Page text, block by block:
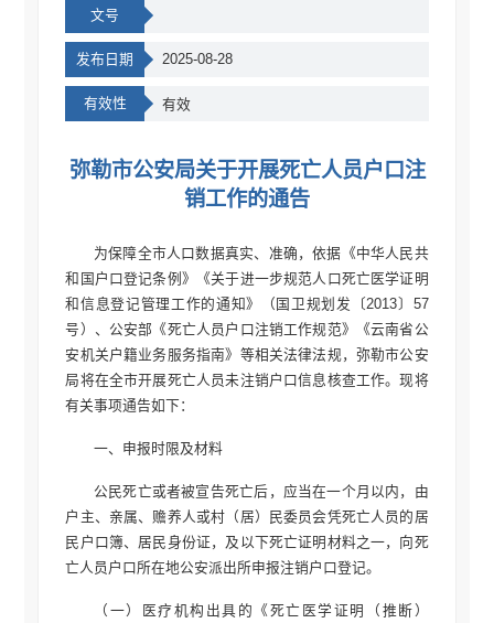
文号
发布日期 2025-08-28
有效性 有效
弥勒市公安局关于开展死亡人员户口注
销工作的通告
为保障全市人口数据真实、准确，依据《中华人民共
和国户口登记条例》《关于进一步规范人口死亡医学证明
和信息登记管理工作的通知》（国卫规划发〔2013〕57
号）、公安部《死亡人员户口注销工作规范》《云南省公
安机关户籍业务服务指南》等相关法律法规，弥勒市公安
局将在全市开展死亡人员未注销户口信息核查工作。现将
有关事项通告如下：
一、申报时限及材料
公民死亡或者被宣告死亡后，应当在一个月以内，由
户主、亲属、赡养人或村（居）民委员会凭死亡人员的居
民户口簿、居民身份证，及以下死亡证明材料之一，向死
亡人员户口所在地公安派出所申报注销户口登记。
（一）医疗机构出具的《死亡医学证明（推断）